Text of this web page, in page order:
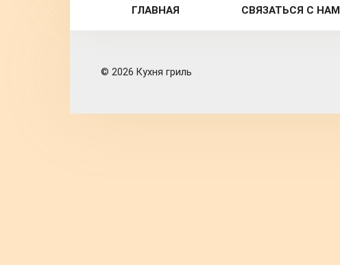
ГЛАВНАЯ СВЯЗАТЬСЯ С
© 2026 Кухня гриль